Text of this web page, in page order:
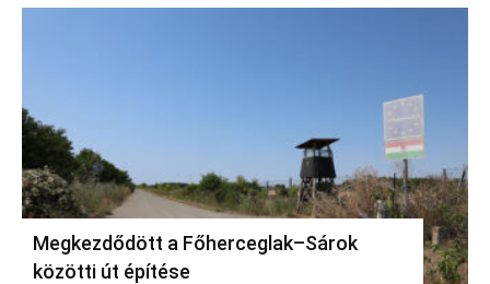
Megkezdődött a Főherceglak–Sárok
közötti út építése